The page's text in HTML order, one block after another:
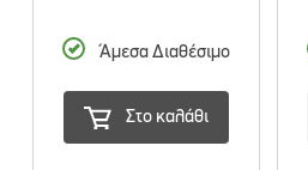
Άμεσα Διαθέσιμο
Στο καλάθι